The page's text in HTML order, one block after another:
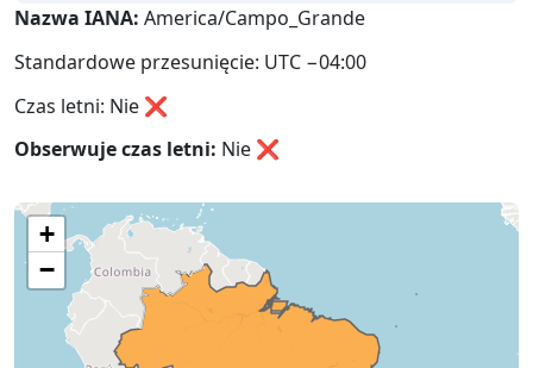
Nazwa IANA: America/Campo_Grande
Standardowe przesunięcie: UTC −04:00
Czas letni: Nie ❌
Obserwuje czas letni: Nie ❌
+
−